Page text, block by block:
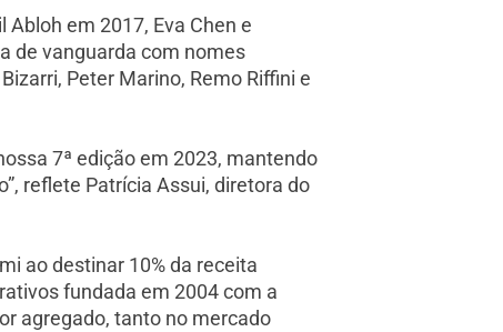
em 2017, Eva Chen e
de vanguarda com nomes
Peter Marino, Remo Riffini e
7ª edição em 2023, mantendo
reflete Patrícia Assui, diretora do
ao destinar 10% da receita
fundada em 2004 com a
agregado, tanto no mercado